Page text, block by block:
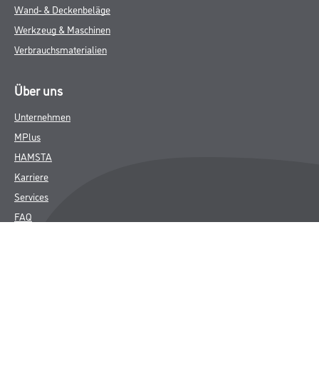
Wand- & Deckenbeläge
Werkzeug & Maschinen
Verbrauchsmaterialien
Über uns
Unternehmen
MPlus
HAMSTA
Karriere
Services
FAQ